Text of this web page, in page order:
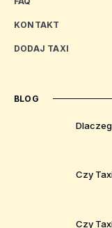
KONTAKT
DODAJ TAXI
BLOG
Czy
Czy